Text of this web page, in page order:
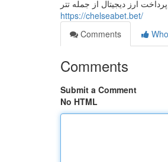
https://chelseabet.bet/
Comments
Comments
Submit a Comment
No HTML